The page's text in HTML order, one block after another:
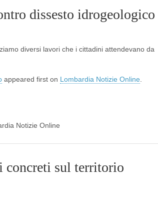
dissesto idrogeologico
diversi lavori che i cittadini attendevano da
appeared first on Lombardia Notizie Online
Notizie Online
concreti sul territorio